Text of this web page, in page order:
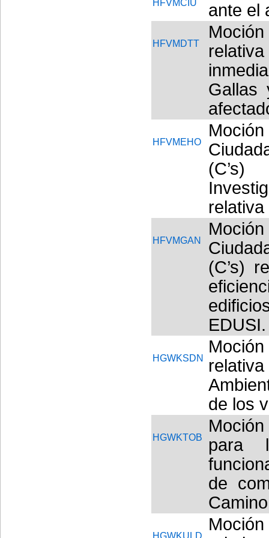
HFVMCIU
ante el
HFVMDTT
Gallas
HFVMEHO
HFVMGAN
(C’s)
EDUSI.
HGWKSDN
de los
HGWKTOB
para
de
HGWKULD